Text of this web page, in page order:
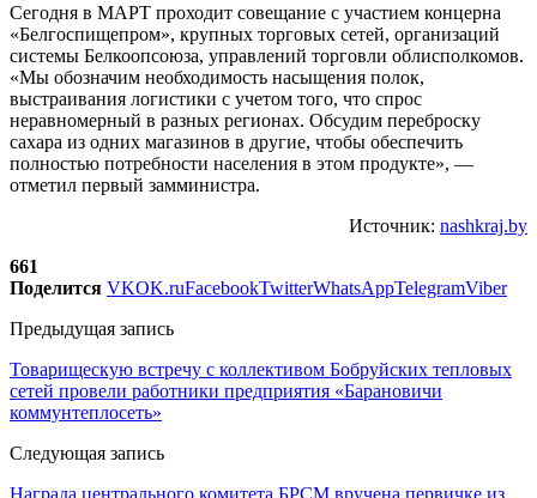
Сегодня в МАРТ проходит совещание с участием концерна
«Белгоспищепром», крупных торговых сетей, организаций
системы Белкоопсоюза, управлений торговли облисполкомов.
«Мы обозначим необходимость насыщения полок,
выстраивания логистики с учетом того, что спрос
неравномерный в разных регионах. Обсудим переброску
сахара из одних магазинов в другие, чтобы обеспечить
полностью потребности населения в этом продукте», —
отметил первый замминистра.
Источник: nashkraj.by
661
Поделится VKOK.ruFacebookTwitterWhatsAppTelegramViber
Предыдущая запись
Товарищескую встречу с коллективом Бобруйских тепловых
сетей провели работники предприятия «Барановичи
коммунтеплосеть»
Следующая запись
Награда центрального комитета БРСМ вручена первичке из